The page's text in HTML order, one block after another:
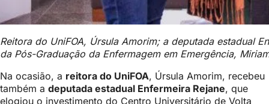
Reitora do UniFOA, Úrsula Amorim; a deputada estadual
da Pós-Graduação da Enfermagem em Emergência,
Na ocasião, a reitora do UniFOA, Úrsula Amorim, recebeu
também a deputada estadual Enfermeira Rejane, que
elogiou o investimento do Centro Universitário de Volta